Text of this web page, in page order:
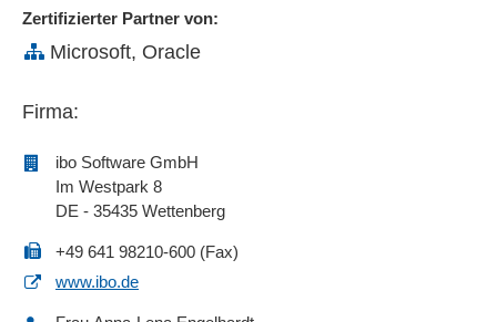
Zertifizierter Partner von:
Microsoft, Oracle
Firma:
ibo Software GmbH
Im Westpark 8
DE - 35435 Wettenberg
+49 641 98210-600 (Fax)
www.ibo.de